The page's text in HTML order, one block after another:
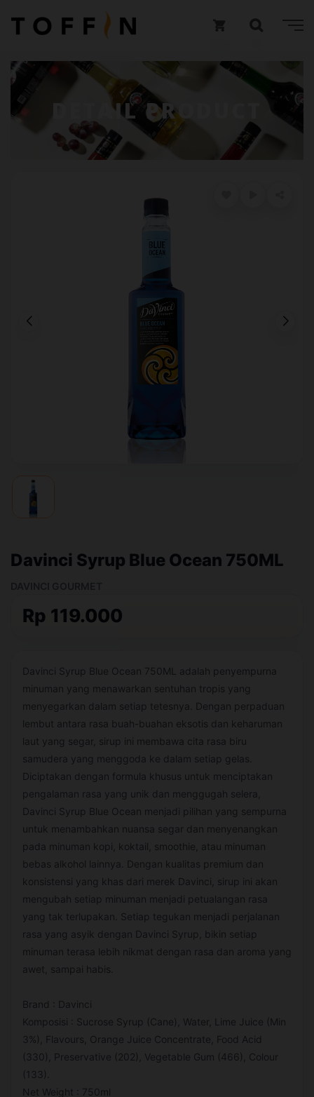
DETAIL PRODUCT
Davinci Syrup Blue Ocean 750ML
Rp 119.000
Davinci Syrup Blue Ocean 750ML adalah penyempurna
minuman yang menawarkan sentuhan tropis yang
menyegarkan dalam setiap tetesnya. Dengan perpaduan
lembut antara rasa buah-buahan eksotis dan keharuman
laut yang segar, sirup ini membawa cita rasa biru
samudera yang menggoda ke dalam setiap gelas.
Diciptakan dengan formula khusus untuk menciptakan
pengalaman rasa yang unik dan menggugah selera,
Davinci Syrup Blue Ocean menjadi pilihan yang sempurna
untuk menambahkan nuansa segar dan menyenangkan
pada minuman kopi, koktail, smoothie, atau minuman
bebas alkohol lainnya. Dengan kualitas premium dan
konsistensi yang khas dari merek Davinci, sirup ini akan
mengubah setiap minuman menjadi petualangan rasa
yang tak terlupakan. Setiap tegukan menjadi perjalanan
rasa yang asyik dengan Davinci Syrup, bikin setiap
minuman terasa lebih nikmat dengan rasa dan aroma yang
awet, sampai habis.
Brand : Davinci
Komposisi : Sucrose Syrup (Cane), Water, Lime Juice (Min
3%), Flavours, Orange Juice Concentrate, Food Acid
(330), Preservative (202), Vegetable Gum (466), Colour
(133).
Net Weight : 750ml